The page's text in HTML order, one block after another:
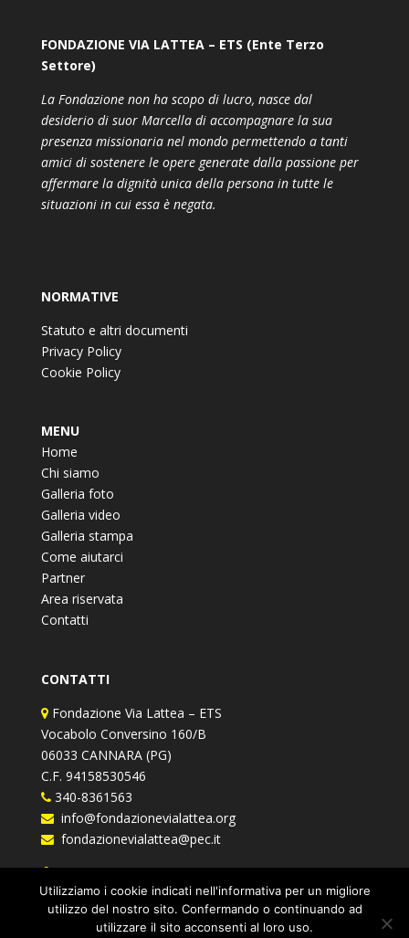
FONDAZIONE VIA LATTEA – ETS (Ente Terzo
Settore)
La Fondazione non ha scopo di lucro, nasce dal
desiderio di suor Marcella di accompagnare la sua
presenza missionaria nel mondo permettendo a tanti
amici di sostenere le opere generate dalla passione per
affermare la dignità unica della persona in tutte le
situazioni in cui essa è negata.
NORMATIVE
Statuto e altri documenti
Privacy Policy
Cookie Policy
MENU
Home
Chi siamo
Galleria foto
Galleria video
Galleria stampa
Come aiutarci
Partner
Area riservata
Contatti
CONTATTI
Fondazione Via Lattea – ETS
Vocabolo Conversino 160/B
06033 CANNARA (PG)
C.F. 94158530546
340-8361563
info@fondazionevialattea.org
fondazionevialattea@pec.it
Fondazione Via Lattea
Utilizziamo i cookie indicati nell'informativa per un migliore
utilizzo del nostro sito. Confermando o continuando ad
utilizzare il sito acconsenti al loro uso.